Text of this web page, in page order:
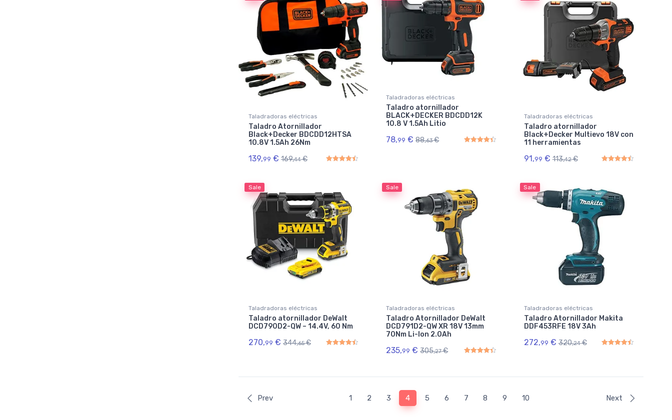
Taladradoras eléctricas
Taladro Atornillador
Black+Decker BDCDD12HTSA
10.8V 1.5Ah 26Nm
139,99 € 169,44 €
Taladradoras eléctricas
Taladro atornillador
BLACK+DECKER BDCDD12K
10.8 V 1.5Ah Litio
78,99 € 88,63 €
Taladradoras eléctricas
Taladro atornillador
Black+Decker Multievo 18V con
11 herramientas
91,99 € 113,42 €
Sale
Taladradoras eléctricas
Taladro atornillador DeWalt
DCD790D2-QW – 14.4V, 60 Nm
270,99 € 344,65 €
Sale
Taladradoras eléctricas
Taladro Atornillador DeWalt
DCD791D2-QW XR 18V 13mm
70Nm Li-Ion 2.0Ah
235,99 € 305,27 €
Sale
Taladradoras eléctricas
Taladro Atornillador Makita
DDF453RFE 18V 3Ah
272,99 € 320,24 €
Prev 1 2 3 4 5 6 7 8 9 10 Next